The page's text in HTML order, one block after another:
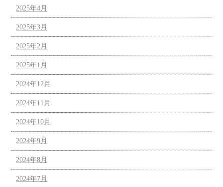
2025年4月
2025年3月
2025年2月
2025年1月
2024年12月
2024年11月
2024年10月
2024年9月
2024年8月
2024年7月